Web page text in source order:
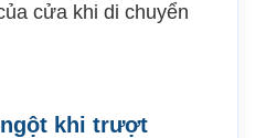
cửa khi di chuyển
khi trượt